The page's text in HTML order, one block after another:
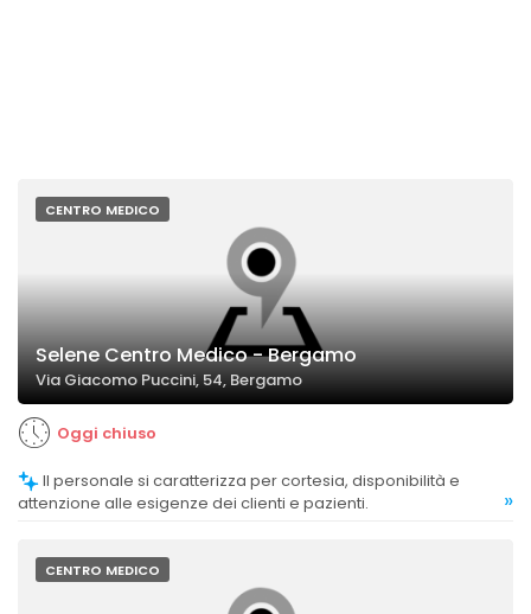
CENTRO MEDICO
Selene Centro Medico - Bergamo
Via Giacomo Puccini, 54, Bergamo
Oggi chiuso
attenzione alle esigenze dei clienti e pazienti.
»
CENTRO MEDICO